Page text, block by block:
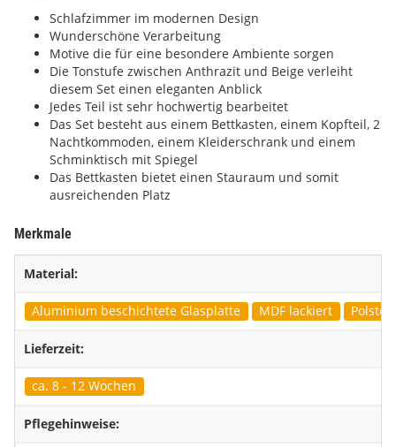
Schlafzimmer im modernen Design
Wunderschöne Verarbeitung
Motive die für eine besondere Ambiente sorgen
Die Tonstufe zwischen Anthrazit und Beige verleiht
diesem Set einen eleganten Anblick
Jedes Teil ist sehr hochwertig bearbeitet
Das Set besteht aus einem Bettkasten, einem Kopfteil, 2
Nachtkommoden, einem Kleiderschrank und einem
Schminktisch mit Spiegel
Das Bettkasten bietet einen Stauraum und somit
ausreichenden Platz
Merkmale
Material:
Aluminium beschichtete Glasplatte MDF lackiert Polster
Lieferzeit:
ca. 8 - 12 Wochen
Pflegehinweise: